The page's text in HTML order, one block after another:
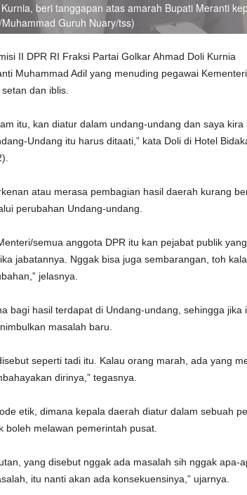
beri tanggapan atas amarah Bupati Meranti
Guruh Nuary/tss)
II DPR RI Fraksi Partai Golkar Ahmad Doli Kurnia
Muhammad Adil yang menuding pegawai
dan iblis.
itu, kan diatur dalam undang-undang dan saya kira
Undang itu harus ditaati,” kata Doli di Hotel
atau merasa pembagian hasil daerah kurang
perubahan Undang-undang.
semua anggota DPR itu kan pejabat publik
jabatannya. Nggak bisa juga sembarangan, toh
jelasnya.
bagi hasil terdapat di Undang-undang, sehingga jika
masalah baru.
seperti tadi itu. Kalau orang marah, ada yang
dirinya,” tegasnya.
etik, dimana kepala daerah diatur dalam sebuah
melawan pemerintah pusat.
yang disebut nggak ada masalah sih nggak apa-
itu nanti akan ada konsekuensinya,” ujarnya.